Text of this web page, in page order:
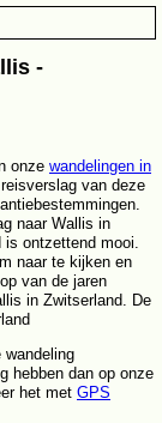
-
onze wandelingen in
van deze
naar Wallis in
is ontzettend mooi.
naar te kijken en
van de jaren
in Zwitserland. De
wandeling
hebben dan op onze
het met GPS